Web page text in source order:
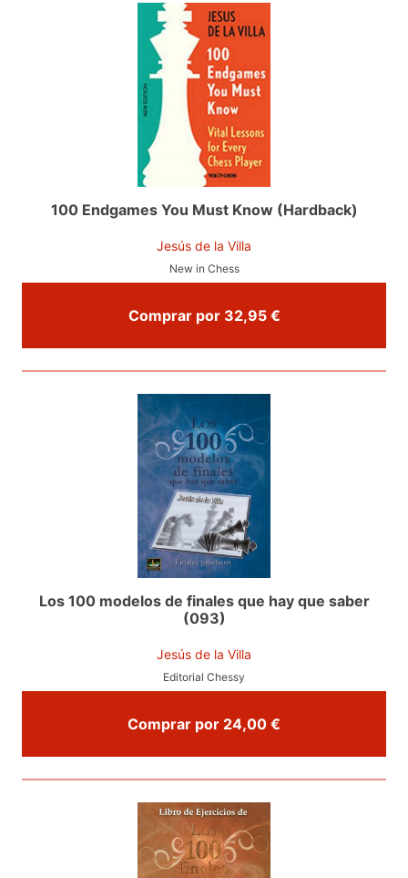
100 Endgames You Must Know (Hardback)
Jesús de la Villa
New in Chess
Comprar por 32,95 €
Los 100 modelos de finales que hay que saber
(093)
Jesús de la Villa
Editorial Chessy
Comprar por 24,00 €